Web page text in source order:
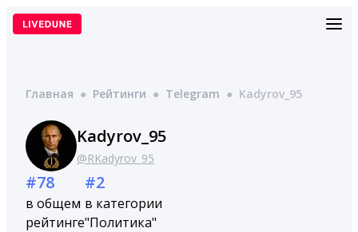
Перейти
Главная ● Рейтинги ● Telegram ● Kadyrov_95
Kadyrov_95
@RKadyrov_95
#78
в общем
рейтинге
#2
в категории
"Политика"